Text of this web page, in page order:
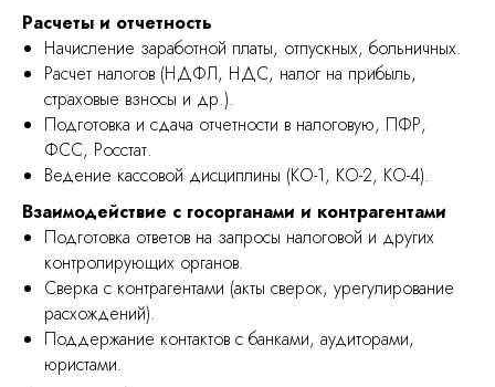
Расчеты и отчетность
Начисление заработной платы, отпускных, больничных.
Расчет налогов (НДФЛ, НДС, налог на прибыль,
страховые взносы и др.).
Подготовка и сдача отчетности в налоговую, ПФР,
ФСС, Росстат.
Ведение кассовой дисциплины (КО-1, КО-2, КО-4).
Взаимодействие с госорганами и контрагентами
Подготовка ответов на запросы налоговой и других
контролирующих органов.
Сверка с контрагентами (акты сверок, урегулирование
расхождений).
Поддержание контактов с банками, аудиторами,
юристами.